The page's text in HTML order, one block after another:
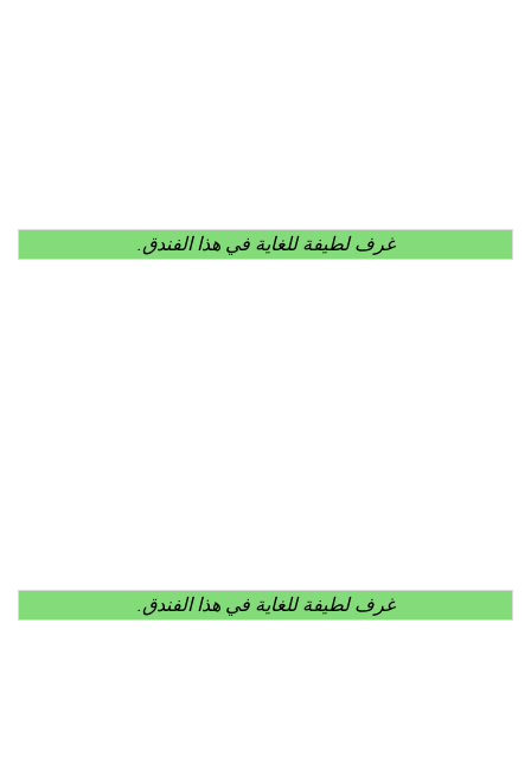
غرف لطيفة للغاية في هذا الفندق.
غرف لطيفة للغاية في هذا الفندق.